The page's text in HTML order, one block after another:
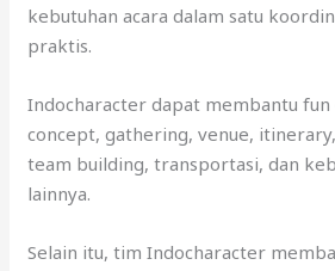
kebutuhan acara dalam satu
praktis.
Indocharacter dapat membantu
concept, gathering, venue,
team building, transportasi, dan
lainnya.
Selain itu, tim Indocharacter